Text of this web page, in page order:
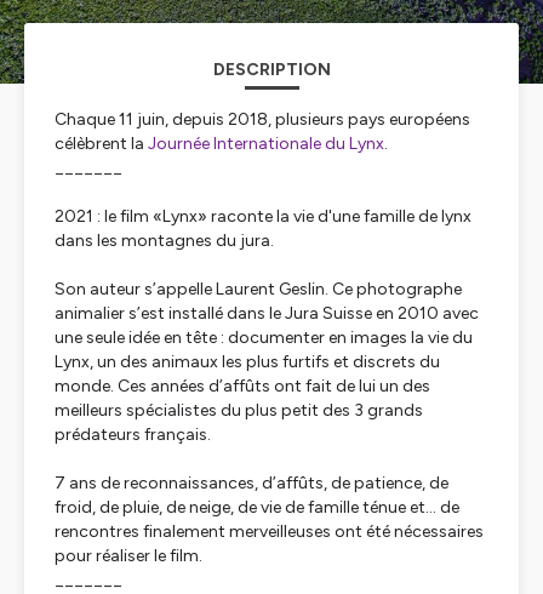
DESCRIPTION
Chaque 11 juin, depuis 2018, plusieurs pays européens
célèbrent la Journée Internationale du Lynx.
2021 : le film «Lynx» raconte la vie d'une famille de lynx
dans les montagnes du jura.
Son auteur s’appelle Laurent Geslin. Ce photographe
animalier s’est installé dans le Jura Suisse en 2010 avec
une seule idée en tête : documenter en images la vie du
Lynx, un des animaux les plus furtifs et discrets du
monde. Ces années d’affûts ont fait de lui un des
meilleurs spécialistes du plus petit des 3 grands
prédateurs français.
7 ans de reconnaissances, d’affûts, de patience, de
froid, de pluie, de neige, de vie de famille ténue et… de
rencontres finalement merveilleuses ont été nécessaires
pour réaliser le film.